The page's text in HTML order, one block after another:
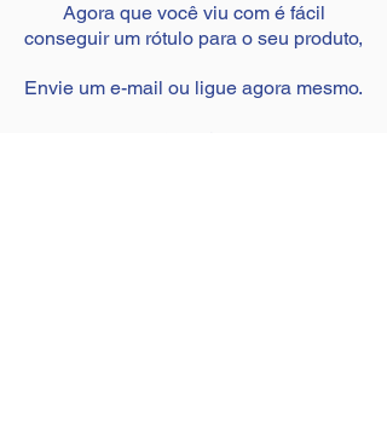
Agora que você viu com é fácil
conseguir um rótulo para o seu produto,
Envie um e-mail ou ligue agora mesmo.